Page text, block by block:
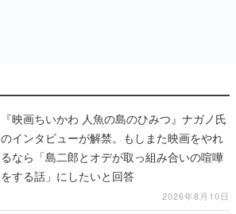
『映画ちいかわ 人魚の島のひみつ』ナガノ氏
のインタビューが解禁。もしまた映画をやれ
るなら「島二郎とオデが取っ組み合いの喧嘩
をする話」にしたいと回答
2026年8月10日